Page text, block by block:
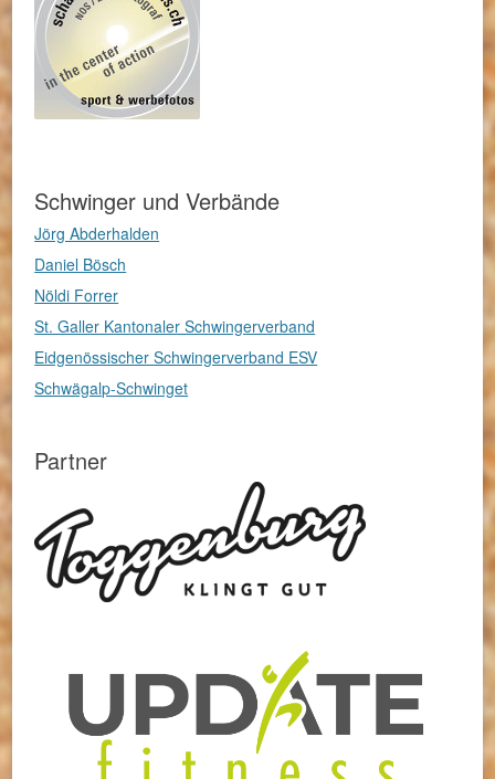
Schwinger und Verbände
Jörg Abderhalden
Daniel Bösch
Nöldi Forrer
St. Galler Kantonaler Schwingerverband
Eidgenössischer Schwingerverband ESV
Schwägalp-Schwinget
Partner